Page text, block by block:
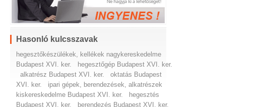
Hasonló kulcsszavak
hegesztőkészülékek, kellékek nagykereskedelme
Budapest XVI. ker.
hegesztőgép Budapest XVI. ker.
alkatrész Budapest XVI. ker.
oktatás Budapest
XVI. ker.
ipari gépek, berendezések, alkatrészek
kiskereskedelme Budapest XVI. ker.
hegesztés
Budapest XVI. ker.
berendezés Budapest XVI. ker.